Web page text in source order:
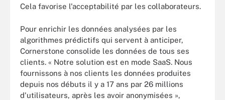
Cela favorise l'acceptabilité par les collaborateurs.
Pour enrichir les données analysées par les
algorithmes prédictifs qui servent à anticiper,
Cornerstone consolide les données de tous ses
clients. « Notre solution est en mode SaaS. Nous
fournissons à nos clients les données produites
depuis nos débuts il y a 17 ans par 26 millions
d'utilisateurs, après les avoir anonymisées »,